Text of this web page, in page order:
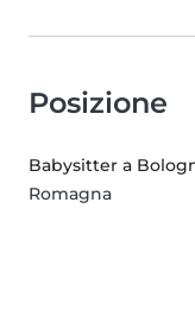
Posizione
Babysitter a
Romagna